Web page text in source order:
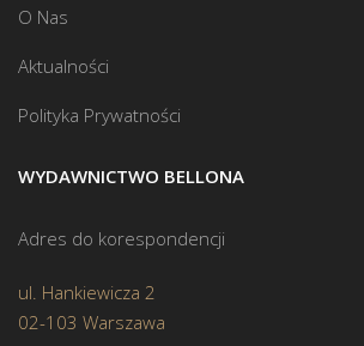
O Nas
Aktualności
Polityka Prywatności
WYDAWNICTWO BELLONA
Adres do korespondencji
ul. Hankiewicza 2
02-103 Warszawa